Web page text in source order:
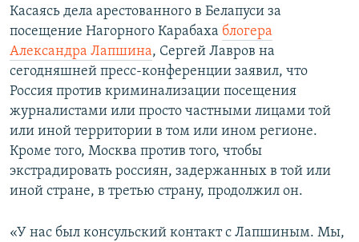
Касаясь дела арестованного в Белапуси за
посещение Нагорного Карабаха блогера
Александра Лапшина, Сергей Лавров на
сегодняшней пресс-конференции заявил, что
Россия против криминализации посещения
журналистами или просто частными лицами той
или иной территории в том или ином регионе.
Кроме того, Москва против того, чтобы
экстрадировать россиян, задержанных в той или
иной стране, в третью страну, продолжил он.
«У нас был консульский контакт с Лапшиным. Мы,